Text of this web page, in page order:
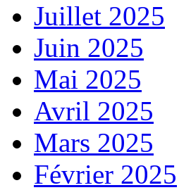
Juillet 2025
Juin 2025
Mai 2025
Avril 2025
Mars 2025
Février 2025